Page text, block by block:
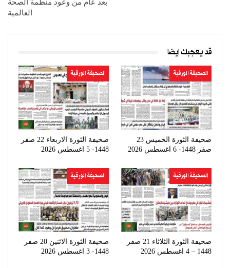
بعد عام من وعود منظمة الصحة
العالمية
قد يعجبك ايضا
الصحيفة الورقية
صحيفة الثورة الخميس 23
صفر 1448- 6 اغسطس 2026
الصحيفة الورقية
صحيفة الثورة الاربعاء 22 صفر
1448- 5 اغسطس 2026
الصحيفة الورقية
صحيفة الثورة الثلاثاء 21 صفر
1448 – 4 اغسطس 2026
الصحيفة الورقية
صحيفة الثورة الاثنين 20 صفر
1448- 3 اغسطس 2026